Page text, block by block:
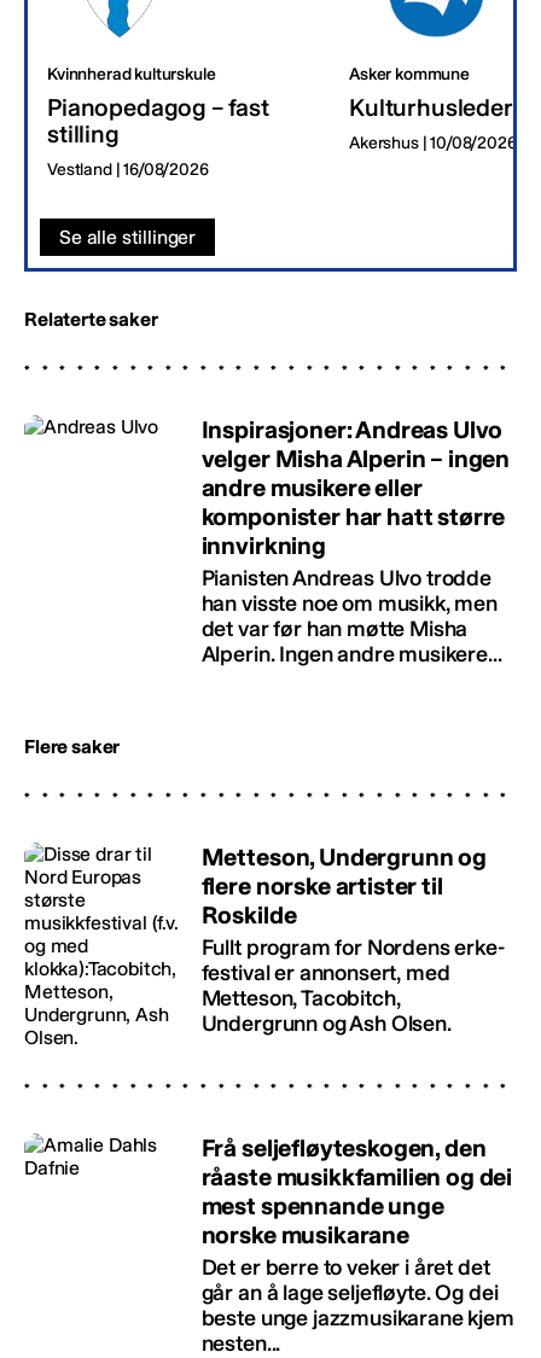
Kvinnherad kulturskule
Pianopedagog – fast
stilling
Vestland | 16/08/2026
Asker kommune
Kulturhusleder
Akershus | 10/08/2026
Se alle stillinger
Relaterte saker
Inspirasjoner: Andreas Ulvo
velger Misha Alperin – ingen
andre musikere eller
komponister har hatt større
innvirkning
Pianisten Andreas Ulvo trodde
han visste noe om musikk, men
det var før han møtte Misha
Alperin. Ingen andre musikere...
Flere saker
Metteson, Undergrunn og
flere norske artister til
Roskilde
Fullt program for Nordens erke-
festival er annonsert, med
Metteson, Tacobitch,
Undergrunn og Ash Olsen.
Frå seljefløyteskogen, den
råaste musikkfamilien og dei
mest spennande unge
norske musikarane
Det er berre to veker i året det
går an å lage seljefløyte. Og dei
beste unge jazzmusikarane kjem
nesten...